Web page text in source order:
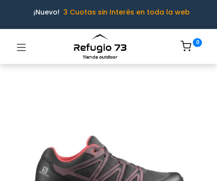
¡Nuevo! 3 Cuotas sin Interés en toda la web
0